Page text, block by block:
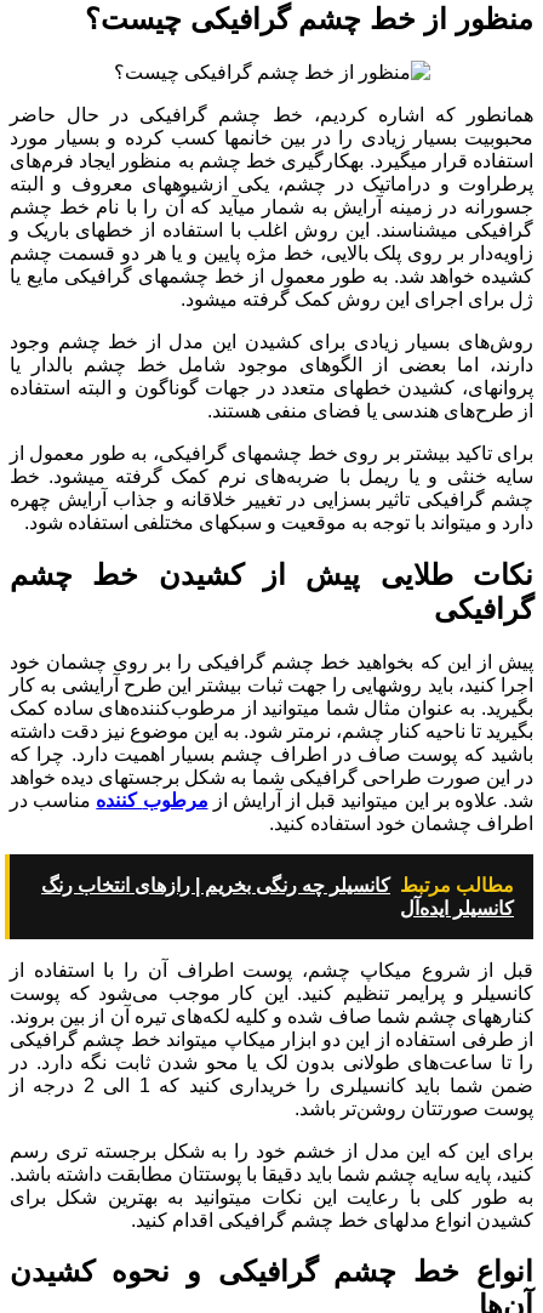
منظور از خط چشم گرافیکی چیست؟
همانطور که اشاره کردیم، خط چشم گرافیکی در حال حاضر
محبوبیت بسیار زیادی را در بین خانم‏ها کسب کرده و بسیار مورد
استفاده قرار می‎گیرد. به‏کارگیری خط چشم به منظور ایجاد فرم‌های
پرطراوت و دراماتیک در چشم، یکی ازشیوه‏‎های معروف و البته
جسورانه در زمینه‌ آرایش به شمار می‏آید که آن را با نام خط چشم
گرافیکی می‎شناسند. این روش اغلب با استفاده از خط‏‎های باریک و
زاویه‌دار بر روی پلک بالایی، خط مژه‌ پایین و یا هر دو قسمت چشم
کشیده خواهد شد. به طور معمول از خط چشم‏های گرافیکی مایع یا
ژل برای اجرای این روش کمک گرفته می‎شود.
روش‌های بسیار زیادی برای کشیدن این مدل از خط چشم وجود
دارند، اما بعضی از الگوهای موجود شامل خط چشم بال‏دار یا
پروانه‏ای، کشیدن خط‎های متعدد در جهات گوناگون و البته استفاده
از طرح‌های هندسی یا فضای منفی هستند.
برای تاکید بیشتر بر روی خط چشم‏های گرافیکی، به طور معمول از
سایه خنثی و یا ریمل با ضربه‌های نرم کمک گرفته می‎شود. خط
چشم گرافیکی تاثیر بسزایی در تغییر خلاقانه و جذاب آرایش چهره
دارد و می‏تواند با توجه به موقعیت و سبک‏های مختلفی استفاده شود.
نکات طلایی پیش از کشیدن خط چشم
گرا‎فیکی‎
پیش از این ‌که بخواهید خط چشم گرافیکی را بر روی چشمان خود
اجرا کنید، باید روش‏هایی را جهت ثبات بیشتر این طرح آرایشی به کار
بگیرید. به عنوان مثال شما می‎توانید از مرطوب‌کننده‌های ساده کمک
بگیرید تا ناحیه کنار چشم، نرم‏تر شود. به این موضوع نیز دقت داشته
باشید که پوست صاف در اطراف چشم بسیار اهمیت دارد. چرا که
در این صورت طراحی گرافیکی شما به شکل برجسته‎ای دیده خواهد
شد. علاوه بر این می‎توانید قبل از آرایش از
مرطوب‎ کننده
مناسب در
اطراف چشمان خود استفاده کنید.
مطالب مرتبط کانسیلر چه رنگی بخریم | رازهای انتخاب رنگ
کانسیلر ایده‌آل
قبل از شروع میکاپ چشم، پوست اطراف آن را با استفاده از
کانسیلر و پرایمر تنظیم کنید. این کار موجب می‌شود که پوست
کناره‏های چشم شما صاف شده و کلیه لکه‌های تیره آن از بین بروند.
از طرفی استفاده از این دو ابزار میکاپ می‎تواند خط چشم گرافیکی
را تا ساعت‌های طولانی بدون لک یا محو شدن ثابت نگه دارد. در
ضمن شما باید کانسیلری را خریداری کنید که 1 الی 2 درجه از
پوست صورتتان روشن‌تر باشد.
برای این که این مدل از خشم خود را به شکل برجسته ‎تری رسم
کنید، پایه سایه چشم شما باید دقیقا با پوستتان مطابقت داشته باشد.
به طور کلی با رعایت این نکات می‏توانید به بهترین شکل برای
کشیدن انواع مدل‎های خط چشم گرافیکی اقدام کنید.
انواع خط چشم گرا‎فیکی و نحوه کشیدن
آن‌ها